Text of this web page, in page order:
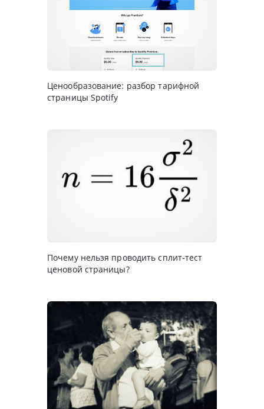
Ценообразование: разбор тарифной
страницы Spotify
Почему нельзя проводить сплит-тест
ценовой страницы?